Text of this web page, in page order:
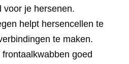
voor je hersenen.
helpt hersencellen te
te maken.
goed